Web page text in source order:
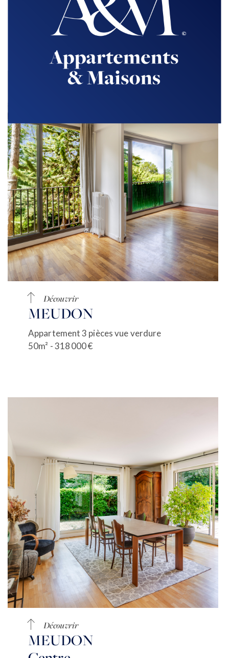
Appartement 2 pièces en parfait état
40m² - 295 000 €
Découvrir
MEUDON
Appartement 3 pièces vue verdure
50m² - 318 000 €
Découvrir
MEUDON